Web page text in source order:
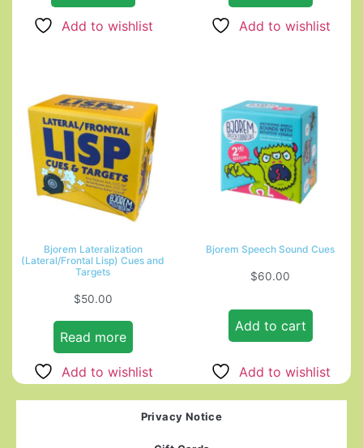
Add to wishlist Add to wishlist
Bjorem Lateralization
(Lateral/Frontal Lisp) Cues and
Targets
$50.00
Read more
Add to wishlist
Bjorem Speech Sound Cues
$60.00
Add to cart
Add to wishlist
Privacy Notice